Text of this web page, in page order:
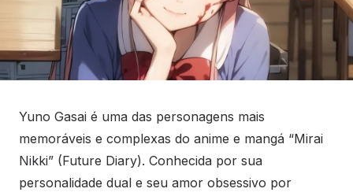
Yuno Gasai é uma das personagens mais
memoráveis e complexas do anime e mangá “Mirai
Nikki” (Future Diary). Conhecida por sua
personalidade dual e seu amor obsessivo por